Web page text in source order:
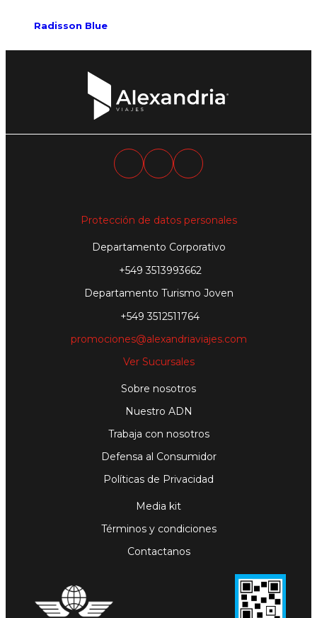
Radisson Blue
Protección de datos personales
Departamento Corporativo
+549 3513993662
Departamento Turismo Joven
+549 3512511764
promociones@alexandriaviajes.com
Ver Sucursales
Sobre nosotros
Nuestro ADN
Trabaja con nosotros
Defensa al Consumidor
Políticas de Privacidad
Media kit
Términos y condiciones
Contactanos